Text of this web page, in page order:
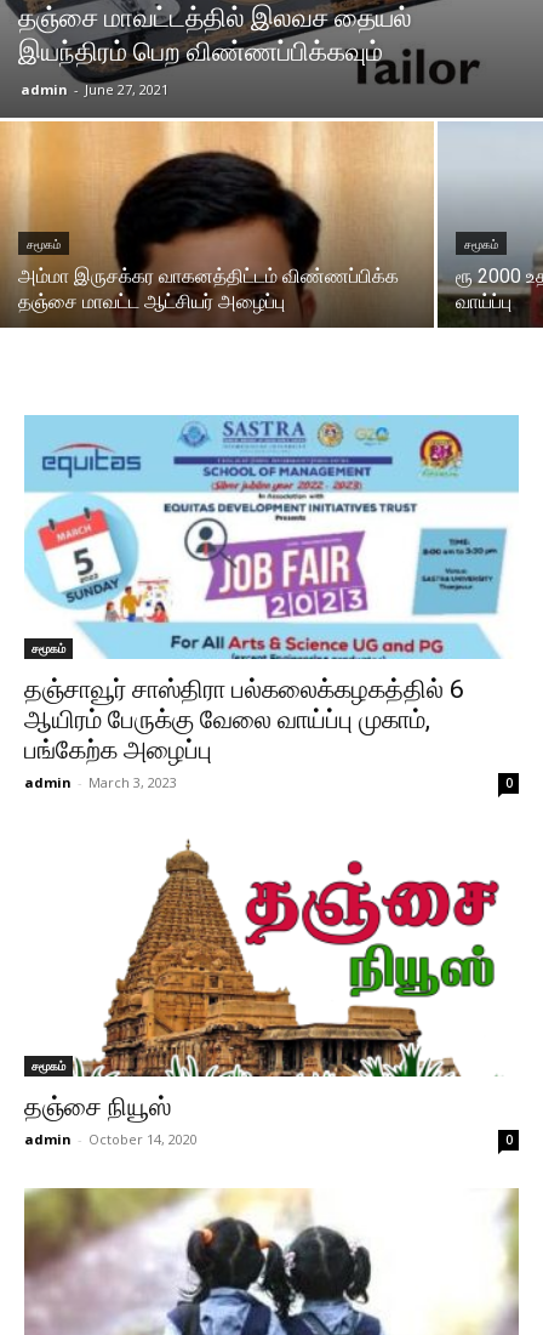
தஞ்சை மாவட்டத்தில் இலவச தையல்
இயந்திரம் பெற விண்ணப்பிக்கவும்
admin - June 27, 2021
சமூகம்
அம்மா இருசக்கர வாகனத்திட்டம் விண்ணப்பிக்க
தஞ்சை மாவட்ட ஆட்சியர் அழைப்பு
சமூகம்
ரூ 2000
வாய்ப்பு
சமூகம்
தஞ்சாவூர் சாஸ்திரா பல்கலைக்கழகத்தில் 6
ஆயிரம் பேருக்கு வேலை வாய்ப்பு முகாம்,
பங்கேற்க அழைப்பு
admin - March 3, 2023 0
சமூகம்
தஞ்சை நியூஸ்
admin - October 14, 2020 0